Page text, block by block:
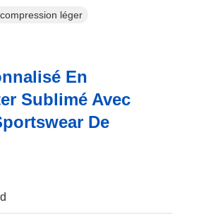
léger
En
Sublimé Avec
De